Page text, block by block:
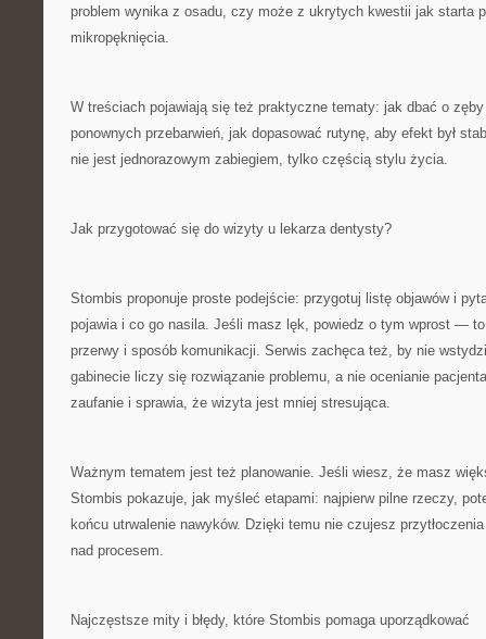
problem wynika z osadu, czy może z ukrytych kwestii jak starta
mikropęknięcia.
W treściach pojawiają się też praktyczne tematy: jak dbać o
ponownych przebarwień, jak dopasować rutynę, aby efekt był
nie jest jednorazowym zabiegiem, tylko częścią stylu życia.
Jak przygotować się do wizyty u lekarza dentysty?
Stombis proponuje proste podejście: przygotuj listę objawów i
pojawia i co go nasila. Jeśli masz lęk, powiedz o tym wprost —
przerwy i sposób komunikacji. Serwis zachęca też, by nie
gabinecie liczy się rozwiązanie problemu, a nie ocenianie
zaufanie i sprawia, że wizyta jest mniej stresująca.
Ważnym tematem jest też planowanie. Jeśli wiesz, że masz
Stombis pokazuje, jak myśleć etapami: najpierw pilne rzeczy,
końcu utrwalenie nawyków. Dzięki temu nie czujesz
nad procesem.
Najczęstsze mity i błędy, które Stombis pomaga uporządkować